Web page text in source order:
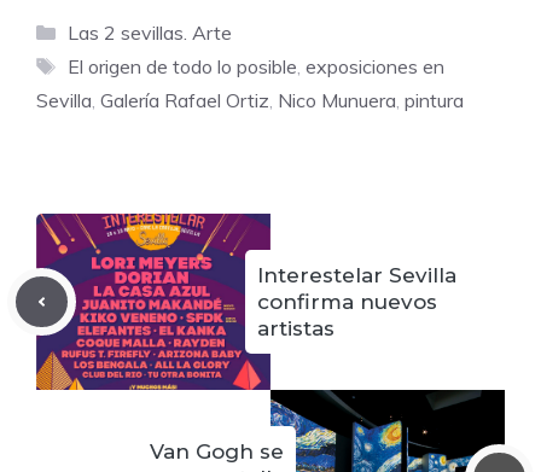
Categorías
Las 2 sevillas. Arte
Etiquetas
El origen de todo lo posible exposiciones en
Sevilla Galería Rafael Ortiz Nico Munuera pintura
Interestelar Sevilla
confirma nuevos
artistas
Van Gogh se